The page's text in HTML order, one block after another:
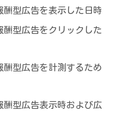
酬型広告を表示した日時
酬型広告をクリックした
酬型広告を計測するため
酬型広告表示時および広